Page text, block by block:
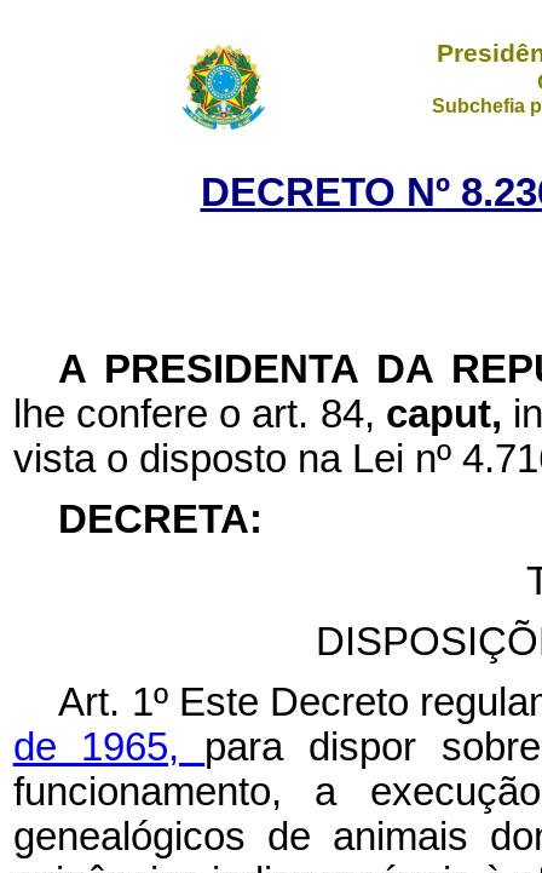
Subchefia
DECRETO Nº
A PRESIDENTA DA
lhe confere o art. 84, caput,
vista o disposto na Lei nº
DECRETA:
Art. 1º Este Decreto
de 1965, para dispor
funcionamento, a
genealógicos de animais